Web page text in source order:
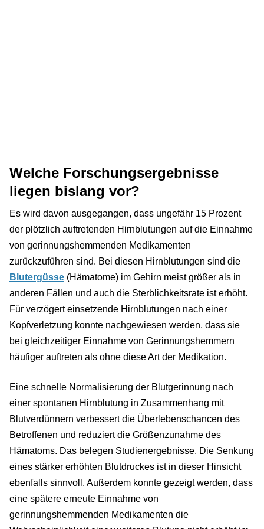
Welche Forschungsergebnisse
liegen bislang vor?
Es wird davon ausgegangen, dass ungefähr 15 Prozent
der plötzlich auftretenden Hirnblutungen auf die Einnahme
von gerinnungshemmenden Medikamenten
zurückzuführen sind. Bei diesen Hirnblutungen sind die
Blutergüsse (Hämatome) im Gehirn meist größer als in
anderen Fällen und auch die Sterblichkeitsrate ist erhöht.
Für verzögert einsetzende Hirnblutungen nach einer
Kopfverletzung konnte nachgewiesen werden, dass sie
bei gleichzeitiger Einnahme von Gerinnungshemmern
häufiger auftreten als ohne diese Art der Medikation.
Eine schnelle Normalisierung der Blutgerinnung nach
einer spontanen Hirnblutung in Zusammenhang mit
Blutverdünnern verbessert die Überlebenschancen des
Betroffenen und reduziert die Größenzunahme des
Hämatoms. Das belegen Studienergebnisse. Die Senkung
eines stärker erhöhten Blutdruckes ist in dieser Hinsicht
ebenfalls sinnvoll. Außerdem konnte gezeigt werden, dass
eine spätere erneute Einnahme von
gerinnungshemmenden Medikamenten die